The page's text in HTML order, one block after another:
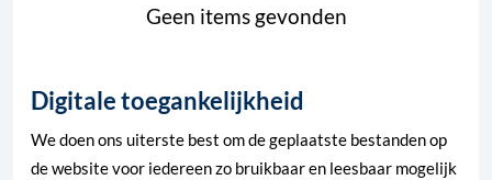
Geen items gevonden
Digitale toegankelijkheid
We doen ons uiterste best om de geplaatste bestanden op
de website voor iedereen zo bruikbaar en leesbaar mogelijk